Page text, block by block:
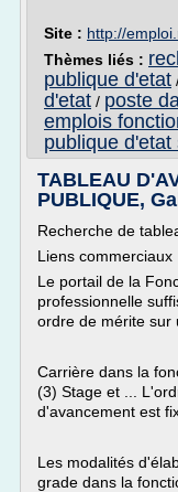
Site : http://
Thèmes liés :
publique d'etat
d'etat / poste
emplois
publique
TABLEAU
PUBLIQUE,
Recherche de
Liens commerciaux
Le portail de la
professionnelle
ordre de mérite sur
Carrière dans la
(3) Stage et ...
d'avancement est
Les modalités
grade dans la